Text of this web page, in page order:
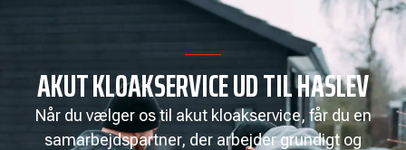
AKUT KLOAKSERVICE UD TIL HASLEV
Når du vælger os til akut kloakservice, får du en
samarbejdspartner, der arbejder grundigt og